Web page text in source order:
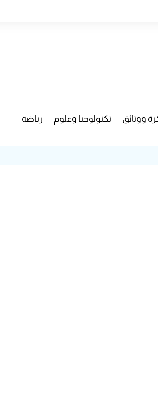
ووثائق تكنولوجيا وعلوم رياضة